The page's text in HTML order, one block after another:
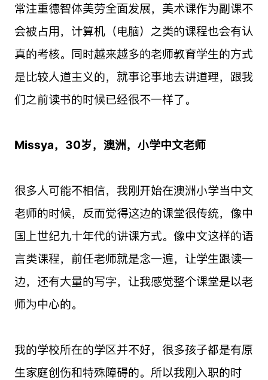
常注重德智体美劳全面发展，美术课作为副课不
会被占用，计算机（电脑）之类的课程也会有认
真的考核。同时越来越多的老师教育学生的方式
是比较人道主义的，就事论事地去讲道理，跟我
们之前读书的时候已经很不一样了。
Missya，30岁，澳洲，小学中文老师
很多人可能不相信，我刚开始在澳洲小学当中文
老师的时候，反而觉得这边的课堂很传统，像中
国上世纪九十年代的讲课方式。像中文这样的语
言类课程，前任老师就是念一遍，让学生跟读一
边，还有大量的写字，让我感觉整个课堂是以老
师为中心的。
我的学校所在的学区并不好，很多孩子都是有原
生家庭创伤和特殊障碍的。所以我刚入职的时